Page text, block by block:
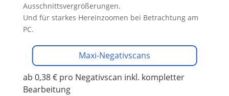
Ausschnittsvergrößerungen.
Und für starkes Hereinzoomen bei Betrachtung am
PC.
Maxi-Negativscans
ab 0,38 € pro Negativscan inkl. kompletter
Bearbeitung